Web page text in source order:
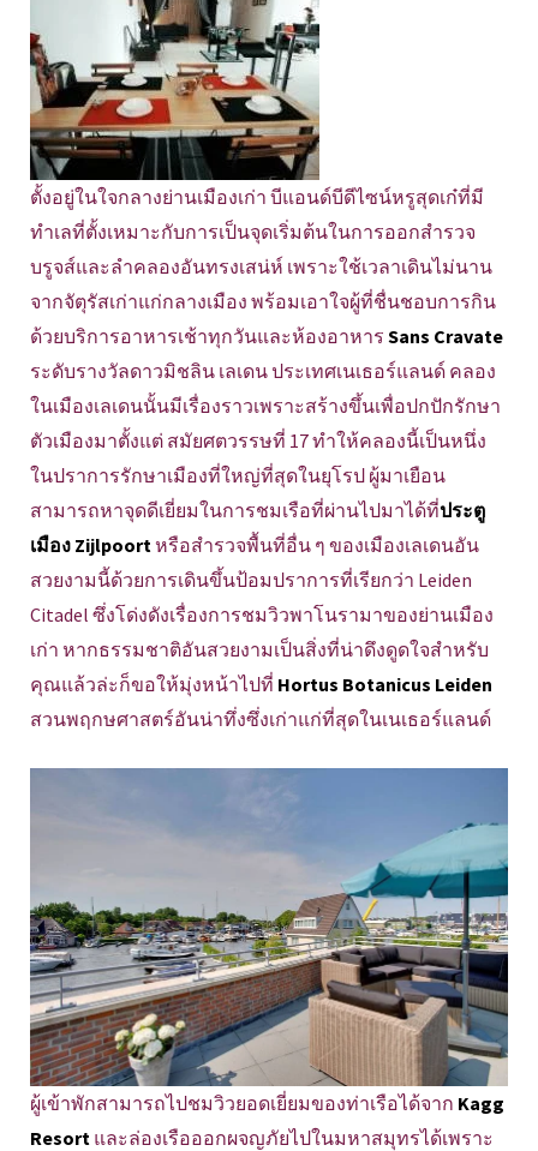
ตั้งอยู่ในใจกลางย่านเมืองเก่า บีแอนด์บีดีไซน์หรูสุดเก๋ที่มี
ทำเลที่ตั้งเหมาะกับการเป็นจุดเริ่มต้นในการออกสำรวจ
บรูจส์และลำคลองอันทรงเสน่ห์ เพราะใช้เวลาเดินไม่นาน
จากจัตุรัสเก่าแก่กลางเมือง พร้อมเอาใจผู้ที่ชื่นชอบการกิน
ด้วยบริการอาหารเช้าทุกวันและห้องอาหาร Sans Cravate
ระดับรางวัลดาวมิชลิน เลเดน ประเทศเนเธอร์แลนด์ คลอง
ในเมืองเลเดนนั้นมีเรื่องราวเพราะสร้างขึ้นเพื่อปกปักรักษา
ตัวเมืองมาตั้งแต่ สมัยศตวรรษที่ 17 ทำให้คลองนี้เป็นหนึ่ง
ในปราการรักษาเมืองที่ใหญ่ที่สุดในยุโรป ผู้มาเยือน
สามารถหาจุดดีเยี่ยมในการชมเรือที่ผ่านไปมาได้ที่ประตู
เมือง Zijlpoort หรือสำรวจพื้นที่อื่น ๆ ของเมืองเลเดนอัน
สวยงามนี้ด้วยการเดินขึ้นป้อมปราการที่เรียกว่า Leiden
Citadel ซึ่งโด่งดังเรื่องการชมวิวพาโนรามาของย่านเมือง
เก่า หากธรรมชาติอันสวยงามเป็นสิ่งที่น่าดึงดูดใจสำหรับ
คุณแล้วล่ะก็ขอให้มุ่งหน้าไปที่ Hortus Botanicus Leiden
สวนพฤกษศาสตร์อันน่าทึ่งซึ่งเก่าแก่ที่สุดในเนเธอร์แลนด์
ผู้เข้าพักสามารถไปชมวิวยอดเยี่ยมของท่าเรือได้จาก Kagg
Resort และล่องเรือออกผจญภัยไปในมหาสมุทรได้เพราะ